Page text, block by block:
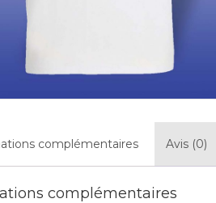
complémentaires Avis (0)
complémentaires